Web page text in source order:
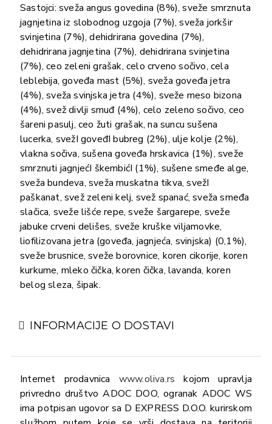
Sastojci: sveža angus govedina (8%), sveže smrznuta
jagnjetina iz slobodnog uzgoja (7%), sveža jorkšir
svinjetina (7%), dehidrirana govedina (7%),
dehidrirana jagnjetina (7%), dehidrirana svinjetina
(7%), ceo zeleni grašak, celo crveno sočivo, cela
leblebija, goveđa mast (5%), sveža goveđa jetra
(4%), sveža svinjska jetra (4%), sveže meso bizona
(4%), svež divlji smuđ (4%), celo zeleno sočivo, ceo
šareni pasulj, ceo žuti grašak, na suncu sušena
lucerka, svežI goveđI bubreg (2%), ulje kolje (2%),
vlakna sočiva, sušena goveđa hrskavica (1%), sveže
smrznuti jagnjećI škembićI (1%), sušene smeđe alge,
sveža bundeva, sveža muskatna tikva, svežI
paškanat, svež zeleni kelj, svež spanać, sveža smeđa
slačica, sveže lišće repe, sveže šargarepe, sveže
jabuke crveni delišes, sveže kruške viljamovke,
liofilizovana jetra (goveđa, jagnjeća, svinjska) (0,1%),
sveže brusnice, sveže borovnice, koren cikorije, koren
kurkume, mleko čička, koren čička, lavanda, koren
belog sleza, šipak.
INFORMACIJE O DOSTAVI
Internet prodavnica www.oliva.rs kojom upravlja
privredno društvo ADOC DOO, ogranak ADOC WS
ima potpisan ugovor sa D EXPRESS D.O.O. kurirskom